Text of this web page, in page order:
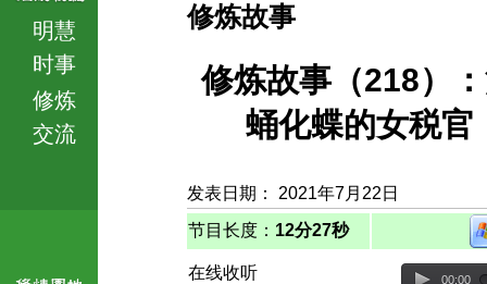
明慧
时事
修炼
交流
修炼故事
修炼故事（218）
蛹化蝶的女税官
发表日期： 2021年7月22日
节目长度： 12分27秒
在线收听 00:00